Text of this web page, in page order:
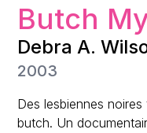
Butch
Debra A.
2003
Des lesbiennes
butch. Un